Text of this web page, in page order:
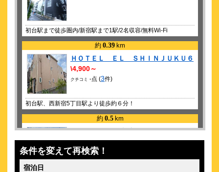
初台駅まで徒歩圏内/新宿駅まで1駅/2名収容/無料Wi-Fi
約 0.39 km
ＨＯＴＥＬ ＥＬ ＳＨＩＮＪＵＫＵ６
\4,900～
クチコミ -点 (3件)
初台駅、西新宿5丁目駅より徒歩約６分！
約 0.5 km
STYLEWOOD西新宿
\5,775～
条件を変えて再検索！
宿泊日